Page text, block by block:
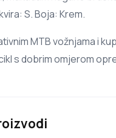
S. Boja: Krem.
MTB vožnjama i
s dobrim omjerom